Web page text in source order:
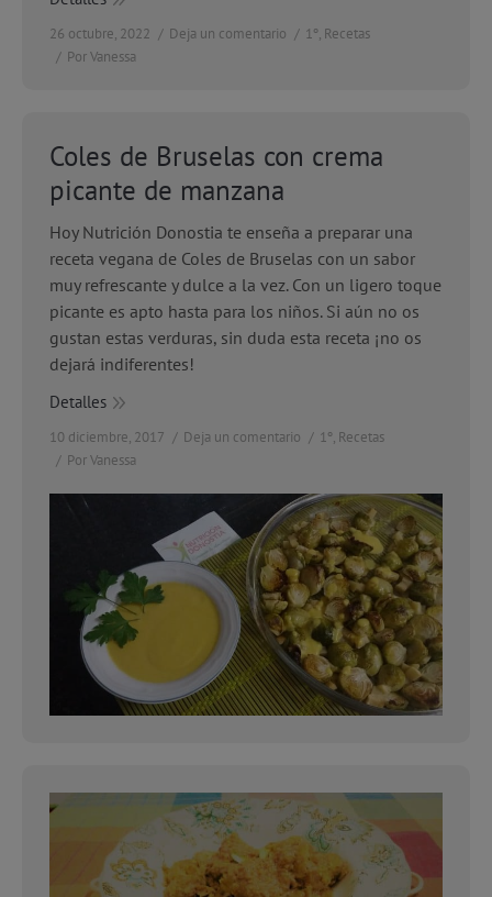
26 octubre, 2022 Deja un comentario 1º, Recetas
PorVanessa
Coles de Bruselas con crema
picante de manzana
Hoy Nutrición Donostia te enseña a preparar una
receta vegana de Coles de Bruselas con un sabor
muy refrescante y dulce a la vez. Con un ligero toque
picante es apto hasta para los niños. Si aún no os
gustan estas verduras, sin duda esta receta ¡no os
dejará indiferentes!
Detalles
10 diciembre, 2017 Deja un comentario 1º, Recetas
PorVanessa